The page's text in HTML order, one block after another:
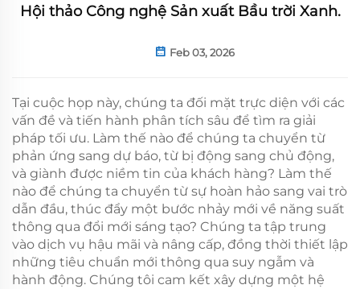
Hội thảo Công nghệ Sản xuất Bầu trời Xanh.
Feb 03, 2026
Tại cuộc họp này, chúng ta đối mặt trực diện với các
vấn đề và tiến hành phân tích sâu để tìm ra giải
pháp tối ưu. Làm thế nào để chúng ta chuyển từ
phản ứng sang dự báo, từ bị động sang chủ động,
và giành được niềm tin của khách hàng? Làm thế
nào để chúng ta chuyển từ sự hoàn hảo sang vai trò
dẫn đầu, thúc đẩy một bước nhảy mới về năng suất
thông qua đổi mới sáng tạo? Chúng ta tập trung
vào dịch vụ hậu mãi và nâng cấp, đồng thời thiết lập
những tiêu chuẩn mới thông qua suy ngẫm và
hành động. Chúng tôi cam kết xây dựng một hệ